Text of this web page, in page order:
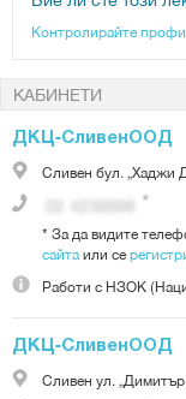
Контролирайте
КАБИНЕТИ
ДКЦ-СливенООД
Сливен бул. „Хаджи
* За да видите
сайтаили се
Работи с НЗОК
ДКЦ-СливенООД
Сливен ул.